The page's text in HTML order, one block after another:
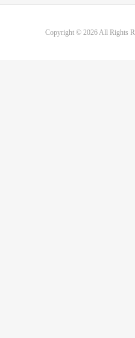
Copyright © 2026 All Rights